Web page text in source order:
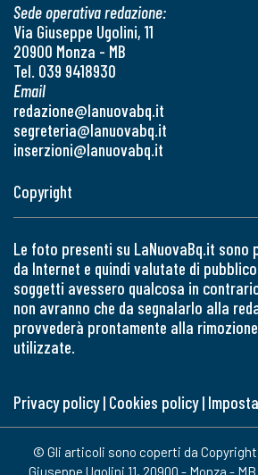
Sede operativa redazione:
Via Giuseppe Ugolini, 11
20900 Monza - MB
Tel. 039 9418930
Email
redazione@lanuovabq.it
segreteria@lanuovabq.it
inserzioni@lanuovabq.it
Copyright
Le foto presenti su LaNuovaBq.it sono
da Internet e quindi valutate di
soggetti avessero qualcosa in
non avranno che da segnalarlo alla
provvederà prontamente alla
utilizzate.
Privacy policy| Cookies policy|
© Gli articoli sono coperti da Copyright
Giuseppe Ugolini 11, 20900 - Monza -